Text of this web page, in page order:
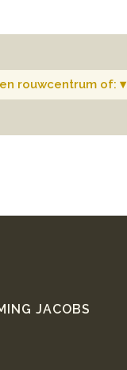
rouwcentrum of: ▾
JACOBS